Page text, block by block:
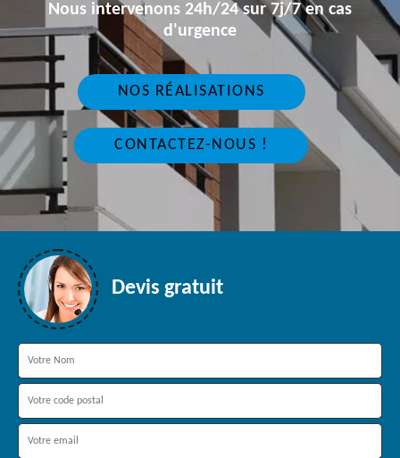
Nous intervenons 24h/24 sur 7j/7 en cas
d'urgence
NOS RÉALISATIONS
CONTACTEZ-NOUS !
Devis gratuit